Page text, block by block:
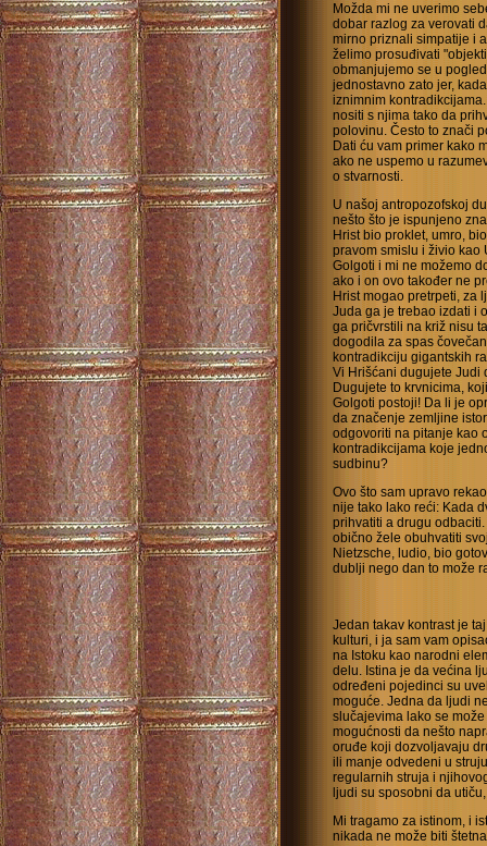
Možda mi ne uverimo
dobar razlog za verovati
mirno priznali simpatije i
želimo prosuđivati
obmanjujemo se u
jednostavno zato jer,
iznimnim
nositi s njima tako da
polovinu. Često to znači
Dati ću vam primer kako
ako ne uspemo u
o stvarnosti.
U našoj antropozofskoj
nešto što je ispunjeno
Hrist bio proklet, umro,
pravom smislu i živio kao
Golgoti i mi ne možemo
ako i on ovo također ne
Hrist mogao pretrpeti, za
Juda ga je trebao izdati i
ga pričvrstili na križ nisu
dogodila za spas
kontradikciju gigantskih
Vi Hrišćani dugujete Judi
Dugujete to krvnicima,
Golgoti postoji! Da li je
da značenje zemljine
odgovoriti na pitanje kao
kontradikcijama koje
sudbinu?
Ovo što sam upravo
nije tako lako reći: Kada
prihvatiti a drugu
obično žele obuhvatiti
Nietzsche, ludio, bio
dublji nego dan to može
Jedan takav kontrast je
kulturi, i ja sam vam
na Istoku kao narodni
delu. Istina je da većina
određeni pojedinci su
moguće. Jedna da ljudi
slučajevima lako se
mogućnosti da nešto
oruđe koji dozvoljavaju
ili manje odvedeni u
regularnih struja i
ljudi su sposobni da
Mi tragamo za istinom, i
nikada ne može biti